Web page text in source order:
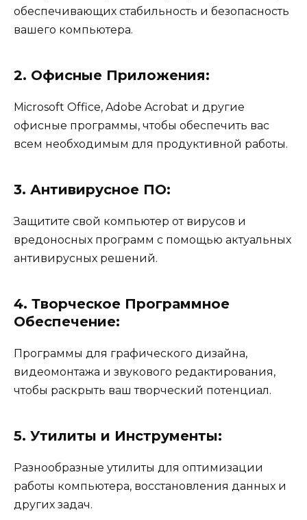
обеспечивающих стабильность и безопасность
вашего компьютера.
2. Офисные Приложения:
Microsoft Office, Adobe Acrobat и другие
офисные программы, чтобы обеспечить вас
всем необходимым для продуктивной работы.
3. Антивирусное ПО:
Защитите свой компьютер от вирусов и
вредоносных программ с помощью актуальных
антивирусных решений.
4. Творческое Программное
Обеспечение:
Программы для графического дизайна,
видеомонтажа и звукового редактирования,
чтобы раскрыть ваш творческий потенциал.
5. Утилиты и Инструменты:
Разнообразные утилиты для оптимизации
работы компьютера, восстановления данных и
других задач.